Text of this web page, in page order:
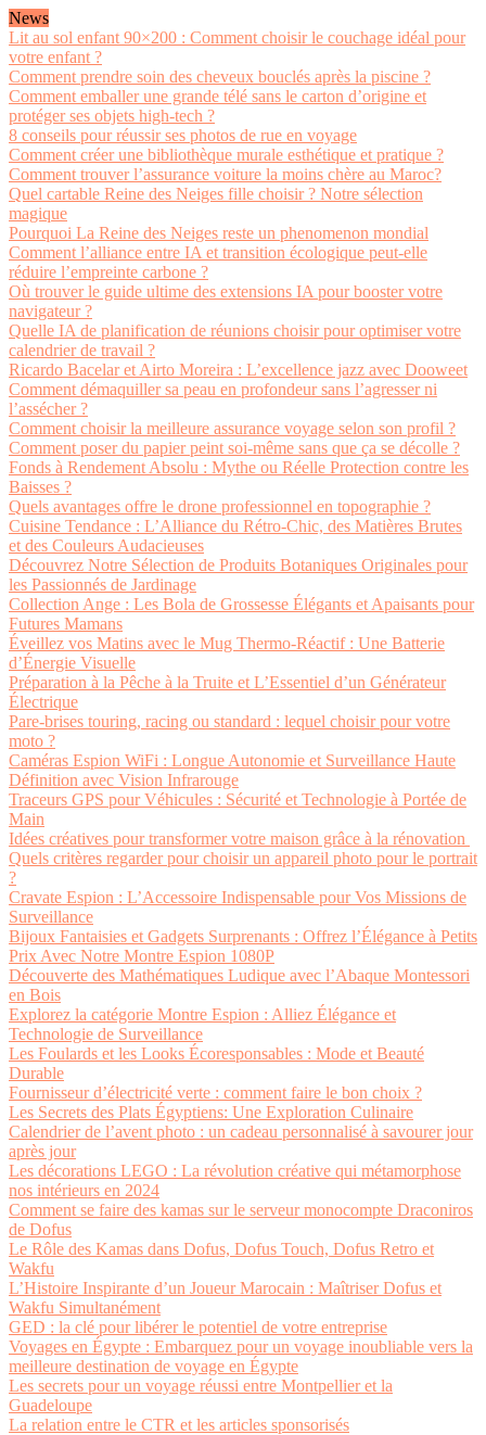
News
Lit au sol enfant 90×200 : Comment choisir le couchage idéal pour
votre enfant ?
Comment prendre soin des cheveux bouclés après la piscine ?
Comment emballer une grande télé sans le carton d’origine et
protéger ses objets high-tech ?
8 conseils pour réussir ses photos de rue en voyage
Comment créer une bibliothèque murale esthétique et pratique ?
Comment trouver l’assurance voiture la moins chère au Maroc?
Quel cartable Reine des Neiges fille choisir ? Notre sélection
magique
Pourquoi La Reine des Neiges reste un phenomenon mondial
Comment l’alliance entre IA et transition écologique peut-elle
réduire l’empreinte carbone ?
Où trouver le guide ultime des extensions IA pour booster votre
navigateur ?
Quelle IA de planification de réunions choisir pour optimiser votre
calendrier de travail ?
Ricardo Bacelar et Airto Moreira : L’excellence jazz avec Dooweet
Comment démaquiller sa peau en profondeur sans l’agresser ni
l’assécher ?
Comment choisir la meilleure assurance voyage selon son profil ?
Comment poser du papier peint soi-même sans que ça se décolle ?
Fonds à Rendement Absolu : Mythe ou Réelle Protection contre les
Baisses ?
Quels avantages offre le drone professionnel en topographie ?
Cuisine Tendance : L’Alliance du Rétro-Chic, des Matières Brutes
et des Couleurs Audacieuses
Découvrez Notre Sélection de Produits Botaniques Originales pour
les Passionnés de Jardinage
Collection Ange : Les Bola de Grossesse Élégants et Apaisants pour
Futures Mamans
Éveillez vos Matins avec le Mug Thermo-Réactif : Une Batterie
d’Énergie Visuelle
Préparation à la Pêche à la Truite et L’Essentiel d’un Générateur
Électrique
Pare-brises touring, racing ou standard : lequel choisir pour votre
moto ?
Caméras Espion WiFi : Longue Autonomie et Surveillance Haute
Définition avec Vision Infrarouge
Traceurs GPS pour Véhicules : Sécurité et Technologie à Portée de
Main
Idées créatives pour transformer votre maison grâce à la rénovation
Quels critères regarder pour choisir un appareil photo pour le portrait
?
Cravate Espion : L’Accessoire Indispensable pour Vos Missions de
Surveillance
Bijoux Fantaisies et Gadgets Surprenants : Offrez l’Élégance à Petits
Prix Avec Notre Montre Espion 1080P
Découverte des Mathématiques Ludique avec l’Abaque Montessori
en Bois
Explorez la catégorie Montre Espion : Alliez Élégance et
Technologie de Surveillance
Les Foulards et les Looks Écoresponsables : Mode et Beauté
Durable
Fournisseur d’électricité verte : comment faire le bon choix ?
Les Secrets des Plats Égyptiens: Une Exploration Culinaire
Calendrier de l’avent photo : un cadeau personnalisé à savourer jour
après jour
Les décorations LEGO : La révolution créative qui métamorphose
nos intérieurs en 2024
Comment se faire des kamas sur le serveur monocompte Draconiros
de Dofus
Le Rôle des Kamas dans Dofus, Dofus Touch, Dofus Retro et
Wakfu
L’Histoire Inspirante d’un Joueur Marocain : Maîtriser Dofus et
Wakfu Simultanément
GED : la clé pour libérer le potentiel de votre entreprise
Voyages en Égypte : Embarquez pour un voyage inoubliable vers la
meilleure destination de voyage en Égypte
Les secrets pour un voyage réussi entre Montpellier et la
Guadeloupe
La relation entre le CTR et les articles sponsorisés